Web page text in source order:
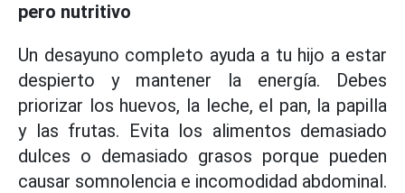
pero nutritivo
Un desayuno completo ayuda a tu hijo a estar
despierto y mantener la energía. Debes
priorizar los huevos, la leche, el pan, la papilla
y las frutas. Evita los alimentos demasiado
dulces o demasiado grasos porque pueden
causar somnolencia e incomodidad abdominal.